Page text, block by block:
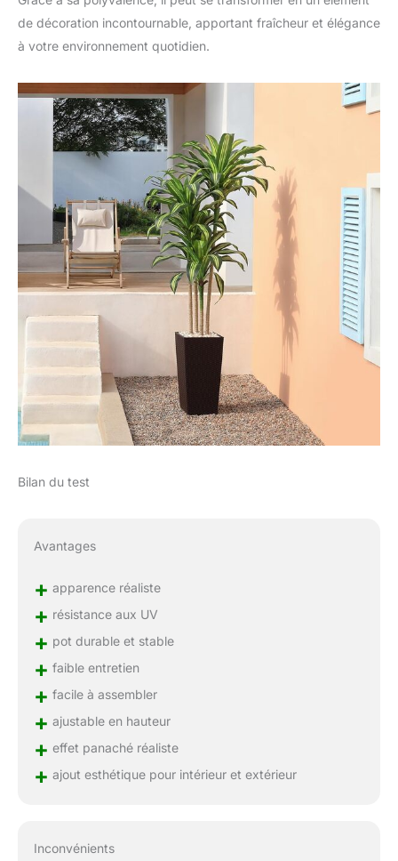
de décoration incontournable, apportant fraîcheur et élégance
à votre environnement quotidien.
Bilan du test
Avantages
+ apparence réaliste
+ résistance aux UV
+ pot durable et stable
+ faible entretien
+ facile à assembler
+ ajustable en hauteur
+ effet panaché réaliste
+ ajout esthétique pour intérieur et extérieur
Inconvénients